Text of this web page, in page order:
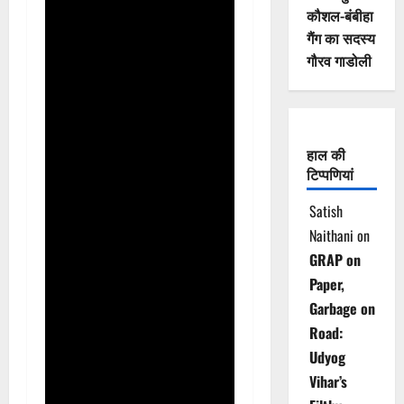
कौशल-बंबीहा
गैंग का सदस्य
गौरव गाडोली
हाल की
टिप्पणियां
Satish
Naithani on
GRAP on
Paper,
Garbage on
Road:
Udyog
Vihar’s